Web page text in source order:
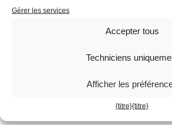
Gérer les services
Accepter tous
Techniciens
Afficher les
{titre}{titre}
de la qualité interne certifié ISO
l’amélioration constante des processus
présenter son projet et nous le